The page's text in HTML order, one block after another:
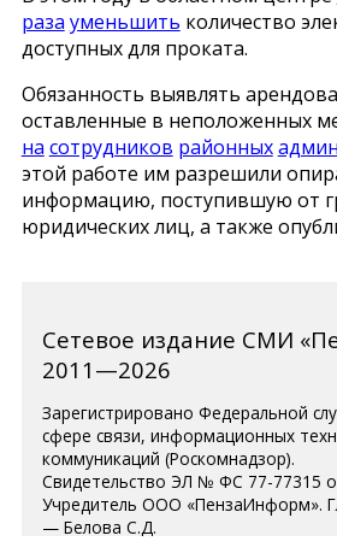
раза уменьшить количество
доступных для проката.
Обязанность выявлять
оставленные в неположенных
на сотрудников районных
этой работе им разрешили
информацию, поступившую от
юридических лиц, а также
Сетевое издание СМИ
2011—2026
Зарегистрировано Федеральной
сфере связи, информационных
коммуникаций (Роскомнадзор).
Свидетельство ЭЛ № ФС 77-77315
Учредитель ООО «ПензаИнформ».
— Белова С.Д.